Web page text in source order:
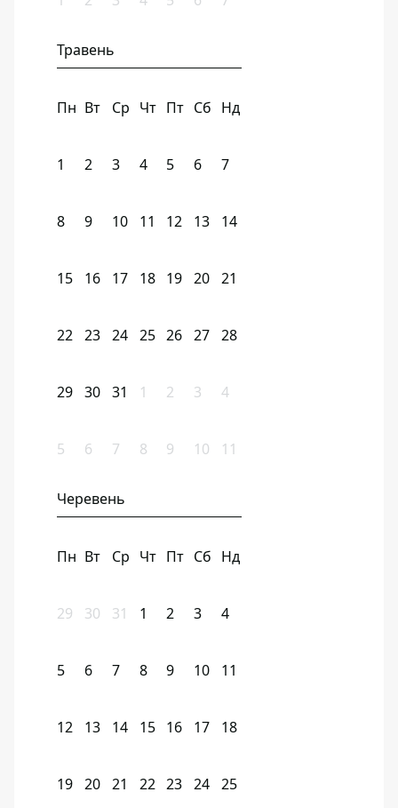
Травень
Пн Вт Ср Чт Пт Сб Нд
1 2 3 4 5 6 7
8 9 10 11 12 13 14
15 16 17 18 19 20 21
22 23 24 25 26 27 28
29 30 31 1 2 3 4
5 6 7 8 9 10 11
Черевень
Пн Вт Ср Чт Пт Сб Нд
29 30 31 1 2 3 4
5 6 7 8 9 10 11
12 13 14 15 16 17 18
19 20 21 22 23 24 25